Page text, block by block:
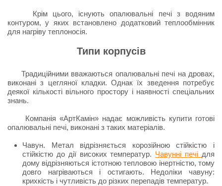
Крім цього, існують опалювальні печі з водяним
контуром, у яких встановлено додатковий теплообмінник
для нагріву теплоносія.
Типи корпусів
Традиційними вважаються опалювальні печі на дровах,
виконані з цегляної кладки. Однак їх зведення потребує
деякої кількості вільного простору і наявності спеціальних
знань.
Компанія «АртКамін» надає можливість купити готові
опалювальні печі, виконані з таких матеріалів.
Чавун. Метал відрізняється корозійною стійкістю і
стійкістю до дії високих температур. Чавунні печі для
дому відрізняються істотною тепловою інертністю, тому
довго нагріваються і остигають. Недоліки чавуну:
крихкість і чутливість до різких перепадів температур.